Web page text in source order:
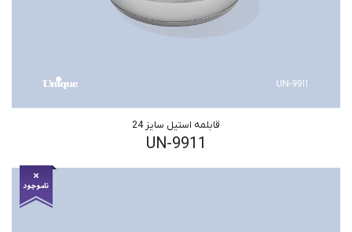
قابلمه استیل سایز 24
UN-9911